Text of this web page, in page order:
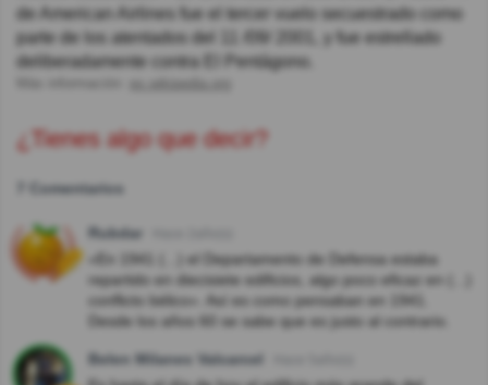
de American Airlines fue el tercer vuelo secuestrado como
parte de los atentados del 11 /09/ 2001, y fue estrellado
deliberadamente contra El Pentágono.
es.wikipedia.org
¿Tienes algo que decir?
7 Comentarios
Rubdar
«En 1941 (...) el Departamento de Defensa estaba
repartido en diecisiete edificios, algo poco eficaz en (...)
conflicto bélico». Así es como pensaban en 1941.
Desde los años 60 se sabe que es justo al contrario.
Belen Milanes Valcarcel